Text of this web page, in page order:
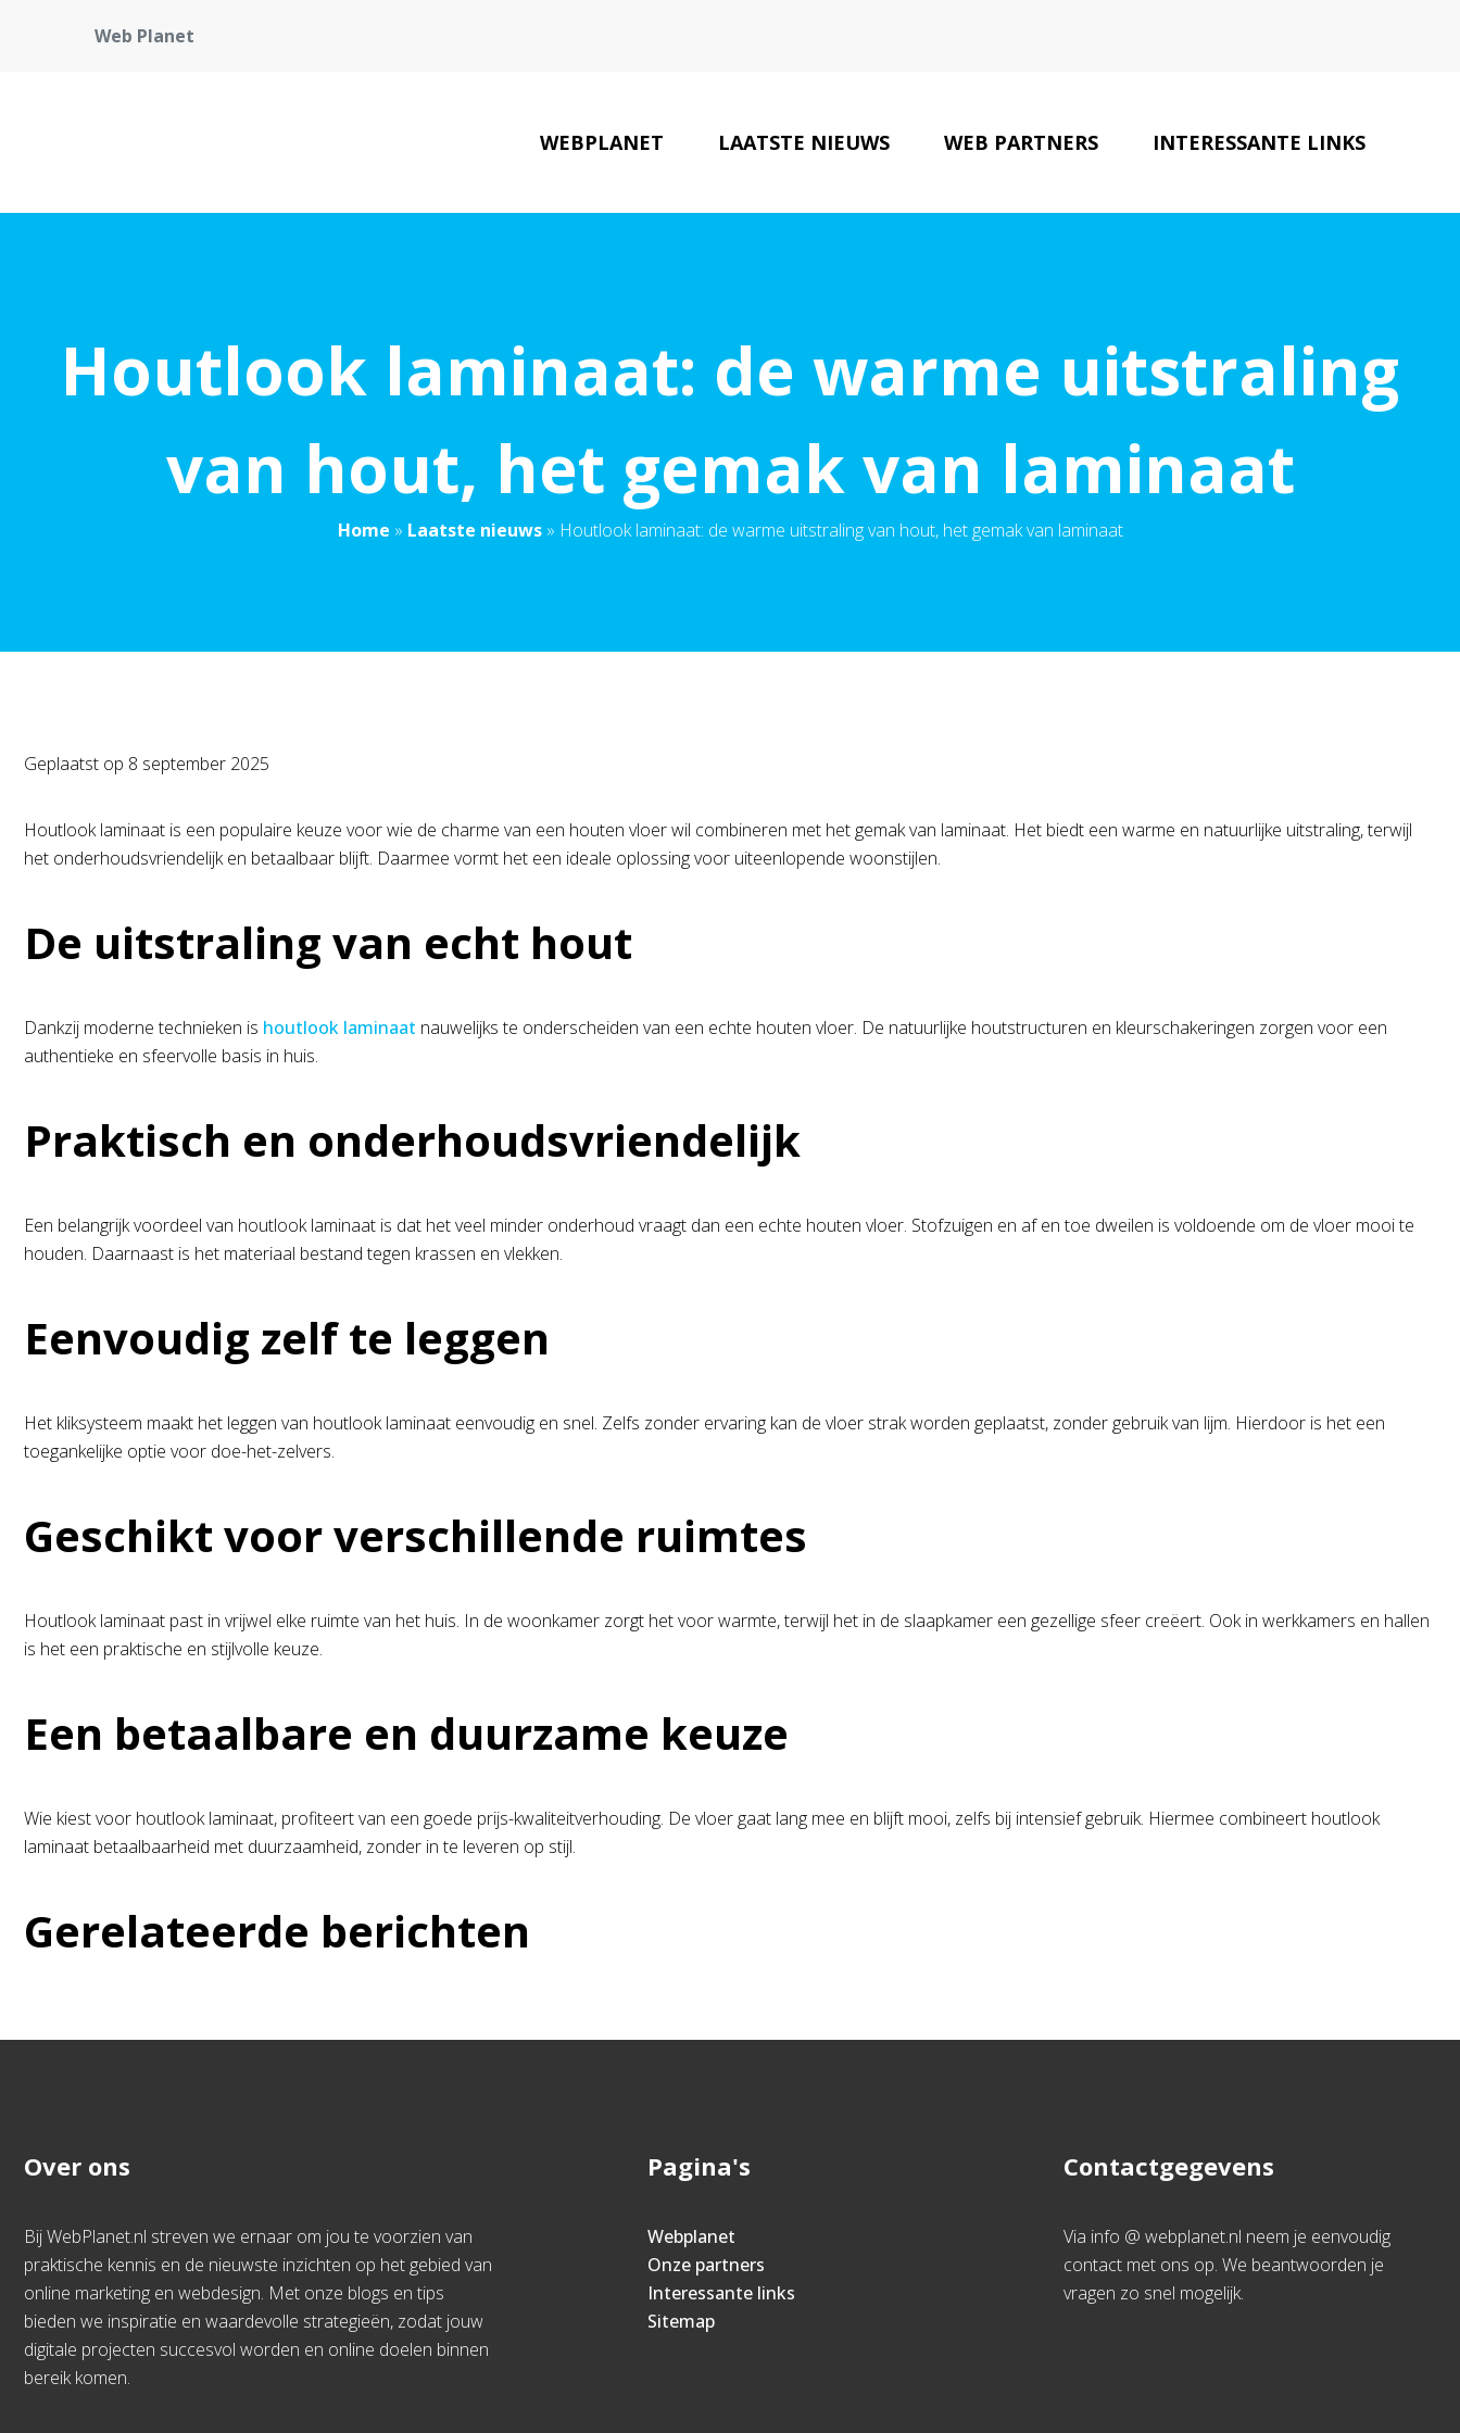
Web Planet
WEBPLANET LAATSTE NIEUWS WEB PARTNERS INTERESSANTE LINKS
Houtlook laminaat: de warme uitstraling
van hout, het gemak van laminaat
Home » Laatste nieuws» Houtlook laminaat: de warme uitstraling van hout, het gemak van laminaat
Geplaatst op 8 september 2025
Houtlook laminaat is een populaire keuze voor wie de charme van een houten vloer wil combineren met het gemak van laminaat. Het biedt een warme en natuurlijke uitstraling, terwijl
het onderhoudsvriendelijk en betaalbaar blijft. Daarmee vormt het een ideale oplossing voor uiteenlopende woonstijlen.
De uitstraling van echt hout
Dankzij moderne technieken is houtlook laminaat nauwelijks te onderscheiden van een echte houten vloer. De natuurlijke houtstructuren en kleurschakeringen zorgen voor een
authentieke en sfeervolle basis in huis.
Praktisch en onderhoudsvriendelijk
Een belangrijk voordeel van houtlook laminaat is dat het veel minder onderhoud vraagt dan een echte houten vloer. Stofzuigen en af en toe dweilen is voldoende om de vloer mooi te
houden. Daarnaast is het materiaal bestand tegen krassen en vlekken.
Eenvoudig zelf te leggen
Het kliksysteem maakt het leggen van houtlook laminaat eenvoudig en snel. Zelfs zonder ervaring kan de vloer strak worden geplaatst, zonder gebruik van lijm. Hierdoor is het een
toegankelijke optie voor doe-het-zelvers.
Geschikt voor verschillende ruimtes
Houtlook laminaat past in vrijwel elke ruimte van het huis. In de woonkamer zorgt het voor warmte, terwijl het in de slaapkamer een gezellige sfeer creëert. Ook in werkkamers en hallen
is het een praktische en stijlvolle keuze.
Een betaalbare en duurzame keuze
Wie kiest voor houtlook laminaat, profiteert van een goede prijs-kwaliteitverhouding. De vloer gaat lang mee en blijft mooi, zelfs bij intensief gebruik. Hiermee combineert houtlook
laminaat betaalbaarheid met duurzaamheid, zonder in te leveren op stijl.
Gerelateerde berichten
Over ons
Bij WebPlanet.nl streven we ernaar om jou te voorzien van
praktische kennis en de nieuwste inzichten op het gebied van
online marketing en webdesign. Met onze blogs en tips
bieden we inspiratie en waardevolle strategieën, zodat jouw
digitale projecten succesvol worden en online doelen binnen
bereik komen.
Pagina's
Webplanet
Onze partners
Interessante links
Sitemap
Contactgegevens
Via info @ webplanet.nl neem je eenvoudig
contact met ons op. We beantwoorden je
vragen zo snel mogelijk.